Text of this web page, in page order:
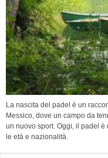
La nascita del padel è un
Messico, dove un campo da
un nuovo sport. Oggi, il padel
le età e nazionalità.